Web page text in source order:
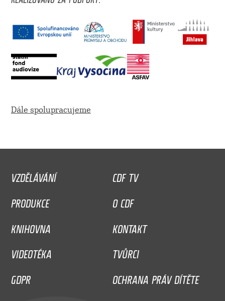
Dále spolupracujeme
VZDĚLÁVÁNÍ
CDF TV
PRODUKCE
O CDF
KNIHOVNA
KONTAKT
VIDEOTÉKA
TVŮRCI
GDPR
OCHRANA PRÁV DÍTĚTE